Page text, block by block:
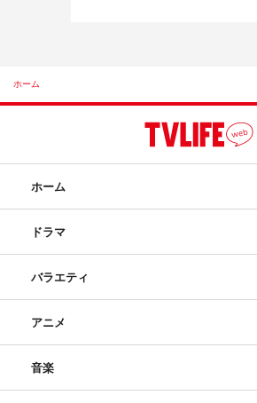
ホーム
ホーム
ドラマ
バラエティ
アニメ
音楽